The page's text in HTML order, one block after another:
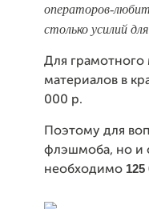
операторов-
столько усилий
Для грамотного
материалов в
000 р.
Поэтому для
флэшмоба, но и
необходимо 125